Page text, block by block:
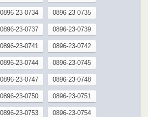
0896-23-0734 0896-23-0735
0896-23-0737 0896-23-0739
0896-23-0741 0896-23-0742
0896-23-0744 0896-23-0745
0896-23-0747 0896-23-0748
0896-23-0750 0896-23-0751
0896-23-0753 0896-23-0754